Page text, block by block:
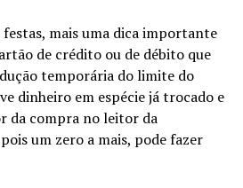
mais uma dica importante
de crédito ou de débito que
temporária do limite do
dinheiro em espécie já trocado e
da compra no leitor da
um zero a mais, pode fazer